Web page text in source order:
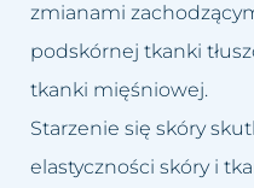
zmianami
podskórnej tkanki
tkanki mięśniowej.
Starzenie się skóry
elastyczności skóry i